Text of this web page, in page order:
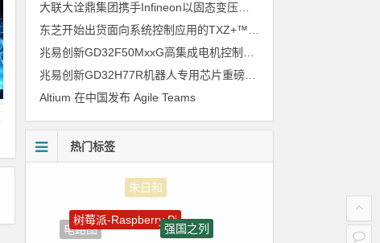
大联大诠鼎集团携手Infineon以固态变压器重构配电效率新标杆
兆易创新GD32H77R机器人专用芯片重磅亮相，精准赋能伺服驱动与关节控制
Altium 在中国发布 Agile Teams
热门标签
电路图
强国之列